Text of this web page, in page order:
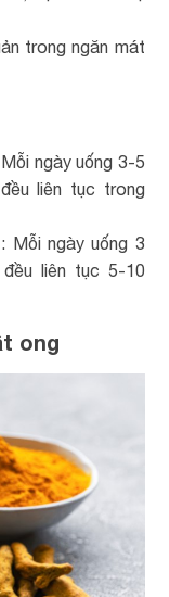
trong ngăn mát
ngày uống 3-5
liên tục trong
Mỗi ngày uống 3
liên tục 5-10
ong